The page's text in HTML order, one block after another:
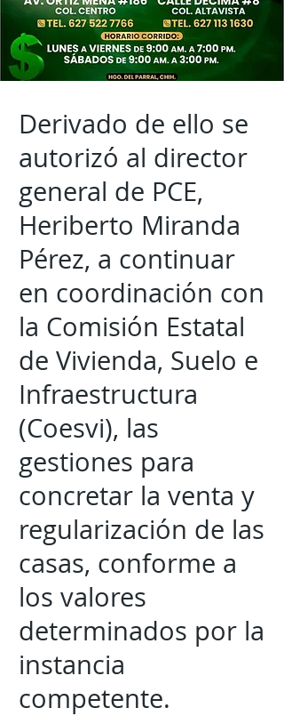
Derivado de ello se
autorizó al director
general de PCE,
Heriberto Miranda
Pérez, a continuar
en coordinación con
la Comisión Estatal
de Vivienda, Suelo e
Infraestructura
(Coesvi), las
gestiones para
concretar la venta y
regularización de las
casas, conforme a
los valores
determinados por la
instancia
competente.